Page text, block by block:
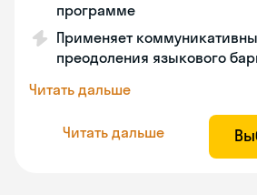
программе
Применяет
преодоления языкового
Читать дальше
Читать дальше